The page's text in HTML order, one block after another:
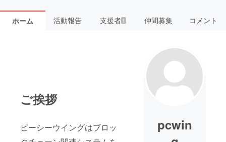
ホーム 活動報告 支援者 1 仲間募集 コメント
ご挨拶
ピーシーウイングはブロッ
pcwin